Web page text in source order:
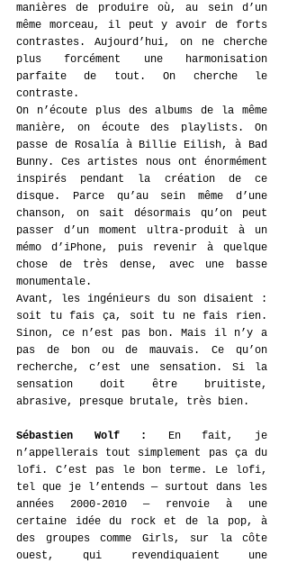
manières de produire où, au sein d’un
même morceau, il peut y avoir de forts
contrastes. Aujourd’hui, on ne cherche
plus forcément une harmonisation
parfaite de tout. On cherche le
contraste.
On n’écoute plus des albums de la même
manière, on écoute des playlists. On
passe de Rosalía à Billie Eilish, à Bad
Bunny. Ces artistes nous ont énormément
inspirés pendant la création de ce
disque. Parce qu’au sein même d’une
chanson, on sait désormais qu’on peut
passer d’un moment ultra-produit à un
mémo d’iPhone, puis revenir à quelque
chose de très dense, avec une basse
monumentale.
Avant, les ingénieurs du son disaient :
soit tu fais ça, soit tu ne fais rien.
Sinon, ce n’est pas bon. Mais il n’y a
pas de bon ou de mauvais. Ce qu’on
recherche, c’est une sensation. Si la
sensation doit être bruitiste,
abrasive, presque brutale, très bien.
Sébastien Wolf : En fait, je
n’appellerais tout simplement pas ça du
lofi. C’est pas le bon terme. Le lofi,
tel que je l’entends — surtout dans les
années 2000-2010 — renvoie à une
certaine idée du rock et de la pop, à
des groupes comme Girls, sur la côte
ouest, qui revendiquaient une